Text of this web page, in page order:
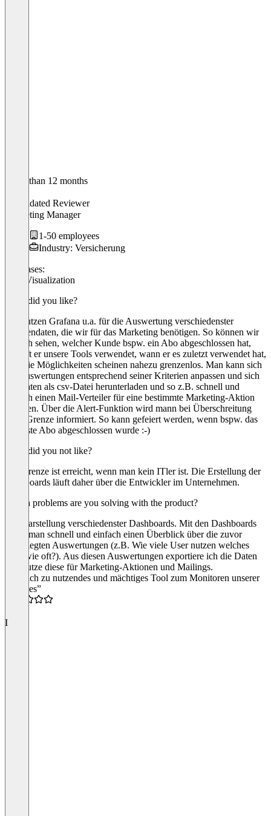
Older than 12 months
Validated Reviewer
Marketing Manager
1-50 employees
Industry: Versicherung
Use cases:
Data Visualization
What did you like?
Wir nutzen Grafana u.a. für die Auswertung verschiedenster
Kundendaten, die wir für das Marketing benötigen. So können wir
einfach sehen, welcher Kunde bspw. ein Abo abgeschlossen hat,
wie oft er unsere Tools verwendet, wann er es zuletzt verwendet hat,
etc. Die Möglichkeiten scheinen nahezu grenzenlos. Man kann sich
die Auswertungen entsprechend seiner Kriterien anpassen und sich
die Daten als csv-Datei herunterladen und so z.B. schnell und
einfach einen Mail-Verteiler für eine bestimmte Marketing-Aktion
erstellen. Über die Alert-Funktion wird mann bei Überschreitung
einer Grenze informiert. So kann gefeiert werden, wenn bspw. das
1.000ste Abo abgeschlossen wurde :-)
What did you not like?
Die Grenze ist erreicht, wenn man kein ITler ist. Die Erstellung der
Dashboards läuft daher über die Entwickler im Unternehmen.
Which problems are you solving with the product?
Zur Darstellung verschiedenster Dashboards. Mit den Dashboards
erhält man schnell und einfach einen Überblick über die zuvor
festgelegten Auswertungen (z.B. Wie viele User nutzen welches
Tool wie oft?). Aus diesen Auswertungen exportiere ich die Daten
und nutze diese für Marketing-Aktionen und Mailings.
“Einfach zu nutzendes und mächtiges Tool zum Monitoren unserer
Services”
I